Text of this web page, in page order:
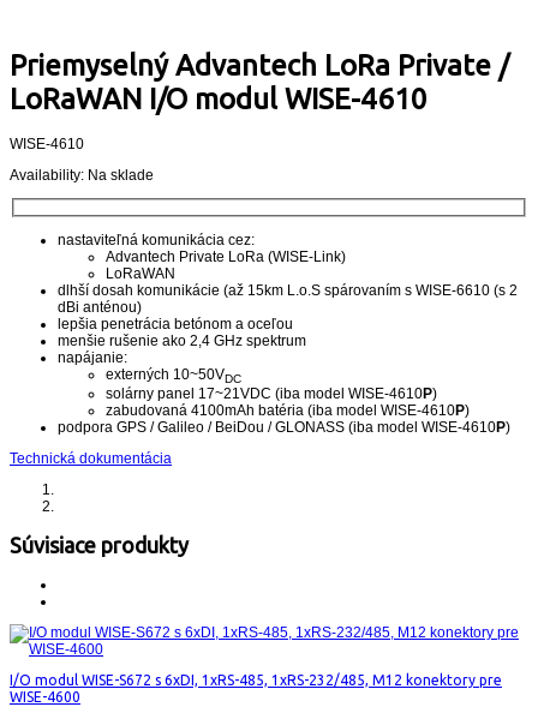
Priemyselný Advantech LoRa Private /
LoRaWAN I/O modul WISE-4610
WISE-4610
Availability: Na sklade
nastaviteľná komunikácia cez:
Advantech Private LoRa (WISE-Link)
LoRaWAN
dlhší dosah komunikácie (až 15km L.o.S spárovaním s WISE-6610 (s 2
dBi anténou)
lepšia penetrácia betónom a oceľou
menšie rušenie ako 2,4 GHz spektrum
napájanie:
externých 10~50VDC
solárny panel 17~21VDC (iba model WISE-4610P)
zabudovaná 4100mAh batéria (iba model WISE-4610P)
podpora GPS / Galileo / BeiDou / GLONASS (iba model WISE-4610P)
Technická dokumentácia
Súvisiace produkty
I/O modul WISE-S672 s 6xDI, 1xRS-485, 1xRS-232/485, M12 konektory pre
WISE-4600